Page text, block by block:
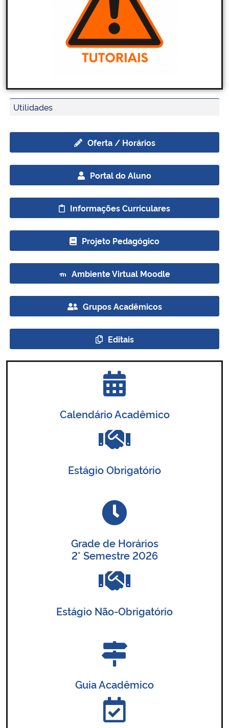
Utilidades
Oferta / Horários
Portal do Aluno
Informações Curriculares
Projeto Pedagógico
Ambiente Virtual Moodle
Grupos Acadêmicos
Editais
Calendário Acadêmico
Estágio Obrigatório
Grade de Horários
2° Semestre 2026
Estágio Não-Obrigatório
Guia Acadêmico